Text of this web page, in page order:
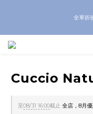
全單折
8月優惠 凡購物折後滿$250
Cuccio
至08/31 16:00截止 全店，8月